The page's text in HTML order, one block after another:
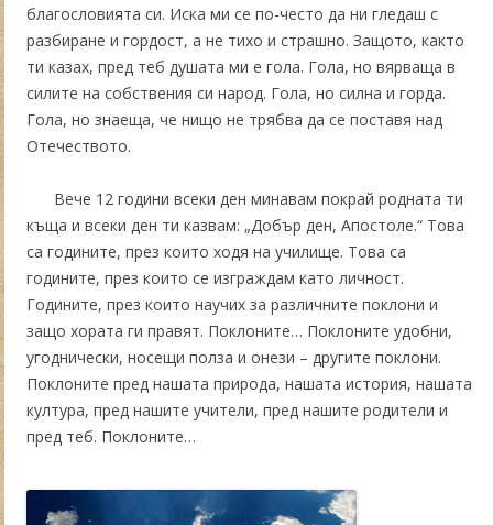
благословията си. Иска ми се по-често да ни гледаш с
разбиране и гордост, а не тихо и страшно. Защото, както
ти казах, пред теб душата ми е гола. Гола, но вярваща в
силите на собствения си народ. Гола, но силна и горда.
Гола, но знаеща, че нищо не трябва да се поставя над
Отечеството.
Вече 12 години всеки ден минавам покрай родната ти
къща и всеки ден ти казвам: „Добър ден, Апостоле.“ Това
са годините, през които ходя на училище. Това са
годините, през които се изграждам като личност.
Годините, през които научих за различните поклони и
защо хората ги правят. Поклоните… Поклоните удобни,
угоднически, носещи полза и онези – другите поклони.
Поклоните пред нашата природа, нашата история, нашата
култура, пред нашите учители, пред нашите родители и
пред теб. Поклоните…